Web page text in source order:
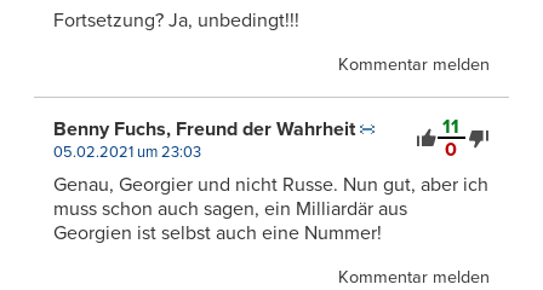
Fortsetzung? Ja, unbedingt!!!
Kommentar melden
11
0
Benny Fuchs, Freund der Wahrheit
05.02.2021 um 23:03
Genau, Georgier und nicht Russe. Nun gut, aber ich
muss schon auch sagen, ein Milliardär aus
Georgien ist selbst auch eine Nummer!
Kommentar melden